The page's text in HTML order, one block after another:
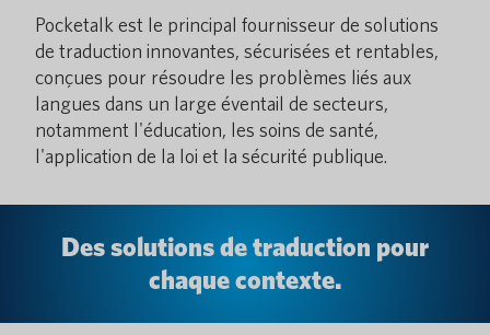
Pocketalk est le principal fournisseur de solutions
de traduction innovantes, sécurisées et rentables,
conçues pour résoudre les problèmes liés aux
langues dans un large éventail de secteurs,
notamment l'éducation, les soins de santé,
l'application de la loi et la sécurité publique.
Des solutions de traduction pour
chaque contexte.